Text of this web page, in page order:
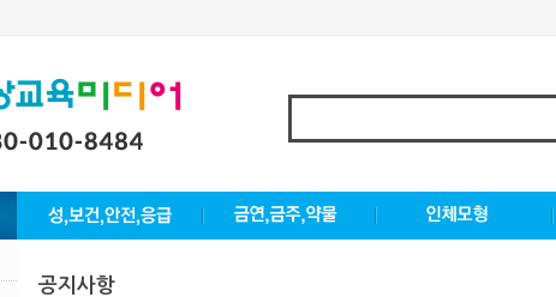
공지사항